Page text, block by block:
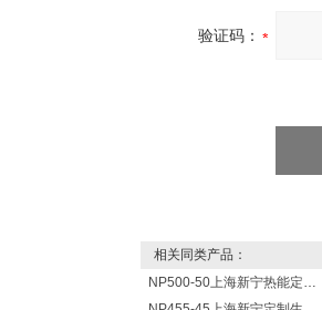
验证码：
相关同类产品：
NP500-50上海新宁热能定制各式不锈钢水箱容器